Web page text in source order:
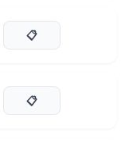
📋
📋